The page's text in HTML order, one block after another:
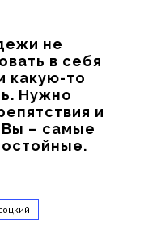
не
в себя
какую-то
Нужно
и
Вы – самые